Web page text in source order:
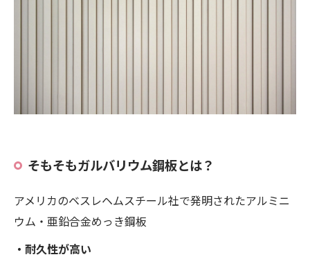
そもそもガルバリウム鋼板とは？
アメリカのベスレヘムスチール社で発明されたアルミニ
ウム・亜鉛合金めっき鋼板
・耐久性が高い